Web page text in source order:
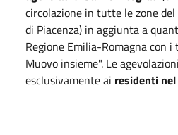
circolazione in tutte le zone
di Piacenza) in aggiunta a
Regione Emilia-Romagna con
Muovo insieme". Le
esclusivamente ai residenti nel